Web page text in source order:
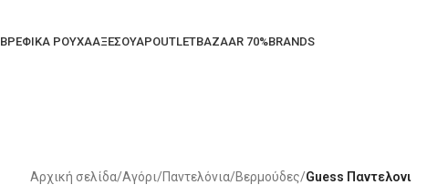
ΒΡΕΦΙΚΑ ΡΟΥΧΑΑΞΕΣΟΥΑΡOUTLETBAZAAR 70%BRANDS
Αρχική σελίδα/Αγόρι/Παντελόνια/Βερμούδες/Guess Παντελονι